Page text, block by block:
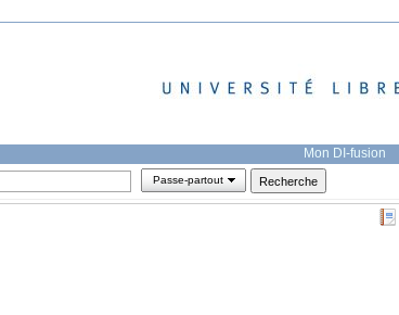
Mon DI-fusion
Passe-partout